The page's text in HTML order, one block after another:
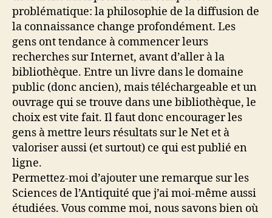
problématique: la philosophie de la diffusion de
la connaissance change profondément. Les
gens ont tendance à commencer leurs
recherches sur Internet, avant d’aller à la
bibliothèque. Entre un livre dans le domaine
public (donc ancien), mais téléchargeable et un
ouvrage qui se trouve dans une bibliothèque, le
choix est vite fait. Il faut donc encourager les
gens à mettre leurs résultats sur le Net et à
valoriser aussi (et surtout) ce qui est publié en
ligne.
Permettez-moi d’ajouter une remarque sur les
Sciences de l’Antiquité que j’ai moi-même aussi
étudiées. Vous comme moi, nous savons bien où